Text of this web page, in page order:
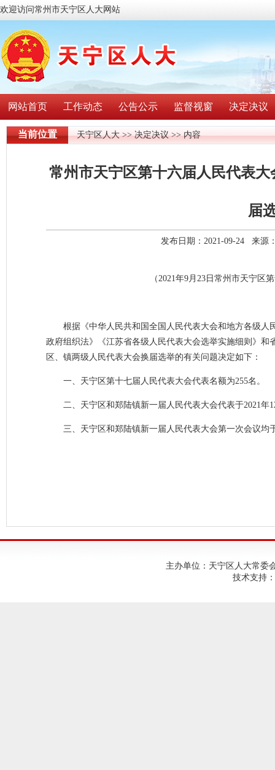
欢迎访问常州市天宁区人大网站
网站首页 工作动态 公告公示 监督视窗 决定决议
当前位置 天宁区人大>>决定决议>> 内容
常州市天宁区第十六届人民代表
届
发布日期：2021-09-24 来源
（2021年9月23日常州市天宁区
根据《中华人民共和国全国人民代表大会和地方各级
政府组织法》《江苏省各级人民代表大会选举实施细则》
区、镇两级人民代表大会换届选举的有关问题决定如下：
一、天宁区第十七届人民代表大会代表名额为255名。
二、天宁区和郑陆镇新一届人民代表大会代表于2021年
三、天宁区和郑陆镇新一届人民代表大会第一次会议均
主办单位：天宁区人大常委
技术支持